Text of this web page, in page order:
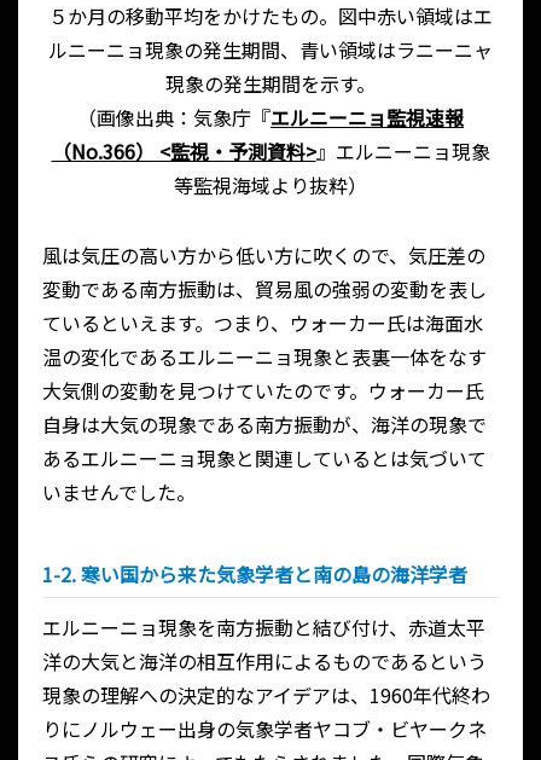
５か月の移動平均をかけたもの。図中赤い領域はエ
ルニーニョ現象の発生期間、青い領域はラニーニャ
現象の発生期間を示す。
（画像出典：気象庁『エルニーニョ監視速報
（No.366） <監視・予測資料>』エルニーニョ現象
等監視海域より抜粋）
風は気圧の高い方から低い方に吹くので、気圧差の
変動である南方振動は、貿易風の強弱の変動を表し
ているといえます。つまり、ウォーカー氏は海面水
温の変化であるエルニーニョ現象と表裏一体をなす
大気側の変動を見つけていたのです。ウォーカー氏
自身は大気の現象である南方振動が、海洋の現象で
あるエルニーニョ現象と関連しているとは気づいて
いませんでした。
1-2. 寒い国から来た気象学者と南の島の海洋学者
エルニーニョ現象を南方振動と結び付け、赤道太平
洋の大気と海洋の相互作用によるものであるという
現象の理解への決定的なアイデアは、1960年代終わ
りにノルウェー出身の気象学者ヤコブ・ビヤークネ